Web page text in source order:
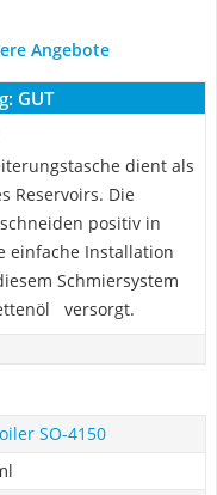
Angebote
GUT
dient als
Reservoirs. Die
positiv in
einfache Installation
Schmiersystem
versorgt.
SO-4150